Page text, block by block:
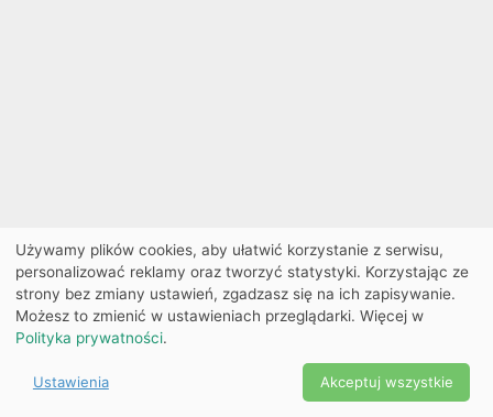
Ekobilet2026 |
Ustawienia
cookies
2026
Używamy plików cookies, aby ułatwić korzystanie z serwisu,
personalizować reklamy oraz tworzyć statystyki. Korzystając ze
strony bez zmiany ustawień, zgadzasz się na ich zapisywanie.
Możesz to zmienić w ustawieniach przeglądarki. Więcej w
Polityka prywatności.
Ustawienia Akceptuj wszystkie